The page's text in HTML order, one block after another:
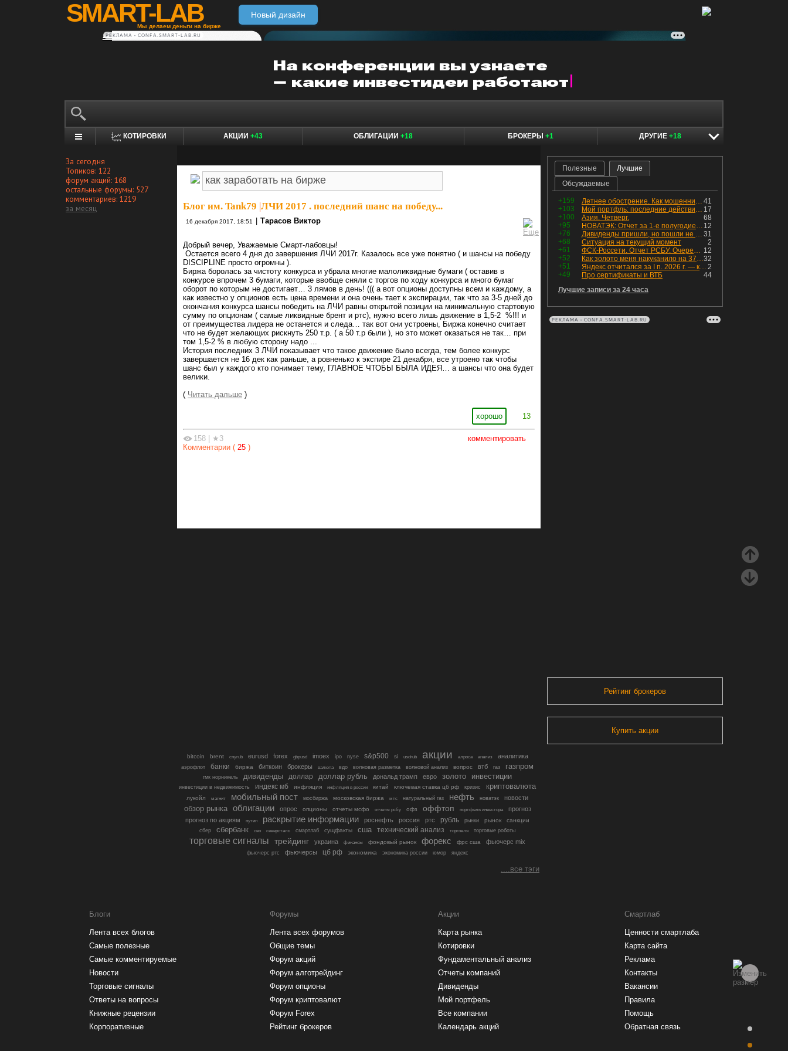
SMART-LAB
Мы делаем деньги на бирже
Новый дизайн
РЕКЛАМА • CONFA.SMART-LAB.RU
КОТИРОВКИ АКЦИИ +43 ОБЛИГАЦИИ +18 БРОКЕРЫ +1 ДРУГИЕ +18
За сегодня
Топиков: 122
форум акций: 168
остальные форумы: 527
комментариев: 1219
за месяц
Блог им. Tank79 ЛЧИ 2017 . последний шанс на победу...
16 декабря 2017, 18:51 Тарасов Виктор
Добрый вечер, Уважаемые Смарт-лабовцы!
Остается всего 4 дня до завершения ЛЧИ 2017г. Казалось все уже понятно ( и шансы на победу
DISCIPLINE просто огромны ).
Биржа боролась за чистоту конкурса и убрала многие малоликвидные бумаги ( оставив в
конкурсе впрочем 3 бумаги, которые ввобще сняли с торгов по ходу конкурса и много бумаг
оборот по которым не достигает… 3 лямов в день! ((( а вот опционы доступны всем и каждому, а
как известно у опционов есть цена времени и она очень тает к экспирации, так что за 3-5 дней до
окончания конкурса шансы победить на ЛЧИ равны открытой позиции на минимальную стартовую
сумму по опционам ( самые ликвидные брент и ртс), нужно всего лишь движение в 1,5-2 %!!! и
от преимущества лидера не останется и следа… так вот они устроены, Биржа конечно считает
что не будет желающих рискнуть 250 т.р. ( а 50 т.р были ), но это может оказаться не так… при
том 1,5-2 % в любую сторону надо ...
История последних 3 ЛЧИ показывает что такое движение было всегда, тем более конкурс
завершается не 16 дек как раньше, а ровненько к экспире 21 декабря, все утроено так чтобы
шанс был у каждого кто понимает тему, ГЛАВНОЕ ЧТОБЫ БЫЛА ИДЕЯ… а шансы что она будет
велики.
( Читать дальше )
хорошо 13
комментировать
158 | ★3
Комментарии ( 25 )
Полезные
Лучшие
Обсуждаемые
+159 41
Летнее обострение. Как мошенники пытаются подсунуть кнопку "БАБЛО" девушкам
+103
17
Мой портфль: последние действия и текущая структура. Краткий комментарий по всем позициям
+100
68
Азия. Четверг.
+95
12
НОВАТЭК: Отчет за 1-е полугодие 2026 - прибыль продолжает падать, но лучшее впереди, если не прилетит
+76
31
Дивиденды пришли, но пошли не туда
+68
2
Ситуация на текущий момент
+61
12
ФСК-Россети. Отчет РСБУ. Очередная допка - бомбовые новости в эфире
+52
32
Как золото меня накуканило на 370к за ночь
+51
2
Яндекс отчитался за I п. 2026 г. — компания увеличила инвестиции и долг. Buyback начал работать, продали Авто.Ру.
+49
44
Про сертификаты и ВТБ
Лучшие записи за 24 часа
РЕКЛАМА • CONFA.SMART-LAB.RU
Рейтинг брокеров
Купить акции
bitcoin brent cnyrub eurusd forex gbpusd imoex ipo nyse s&p500 si usdrub акции алроса анализ аналитика
аэрофлот банки биржа биткоин брокеры валюта вдо волновая разметка волновой анализ вопрос втб газ газпром
гмк норникель дивиденды доллар доллар рубль дональд трамп евро золото инвестиции
инвестиции в недвижимость индекс мб инфляция инфляция в россии китай ключевая ставка цб рф кризис криптовалюта
лукойл магнит мобильный пост мосбиржа московская биржа мтс натуральный газ нефть новатэк новости
обзор рынка облигации опрос опционы отчеты мсфо отчеты рсбу офз оффтоп портфель инвестора
прогноз
прогноз по акциям
путин раскрытие информации роснефть россия ртс рубль рынки рынок санкции
сбер сбербанк сво северсталь смартлаб сущфакты сша технический анализ торговля торговые роботы
торговые сигналы трейдинг украина финансы фондовый рынок форекс фрс сша фьючерс mix
фьючерс ртс фьючерсы цб рф экономика экономика россии юмор яндекс
....все тэги
Блоги
Лента всех блогов
Самые полезные
Самые комментируемые
Новости
Торговые сигналы
Ответы на вопросы
Книжные рецензии
Корпоративные
Форумы
Лента всех форумов
Общие темы
Форум акций
Форум алготрейдинг
Форум опционы
Форум криптовалют
Форум Forex
Рейтинг брокеров
Акции
Карта рынка
Котировки
Фундаментальный анализ
Отчеты компаний
Дивиденды
Мой портфель
Все компании
Календарь акций
Смартлаб
Ценности смартлаба
Карта сайта
Реклама
Контакты
Вакансии
Правила
Помощь
Обратная связь